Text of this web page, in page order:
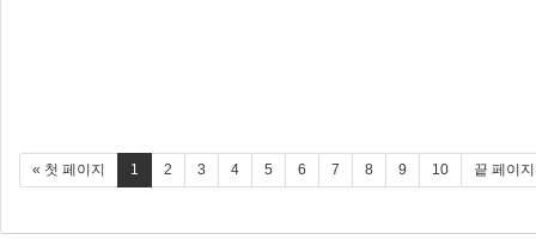
« 첫 페이지 1 2 3 4 5 6 7 8 9 10 끝 페이